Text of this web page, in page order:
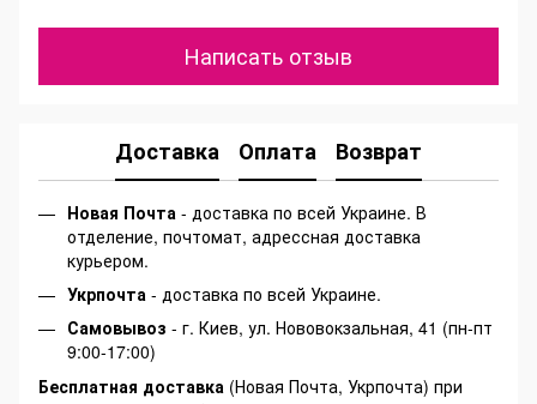
Написать отзыв
Доставка Оплата Возврат
Новая Почта - доставка по всей Украине. В
отделение, почтомат, адрессная доставка
курьером.
Укрпочта - доставка по всей Украине.
Самовывоз - г. Киев, ул. Нововокзальная, 41 (пн-пт
9:00-17:00)
Бесплатная доставка (Новая Почта, Укрпочта) при